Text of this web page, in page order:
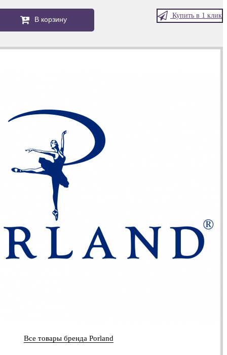
В корзину Купить в 1 клик
Все товары бренда Porland